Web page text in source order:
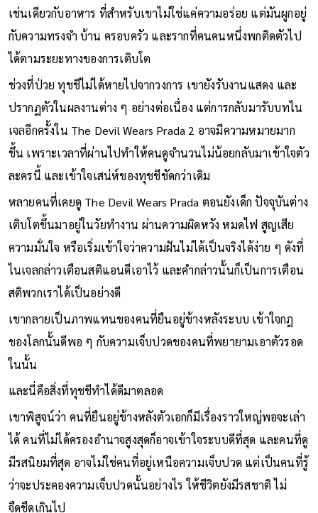
จะโดดเด่นเสมอไป
เช่นเดียวกับอาหาร ที่สำหรับเขาไม่ใช่แค่ความอร่อย แต่มันผูกอยู่
กับความทรงจำ บ้าน ครอบครัว และรากที่คนคนหนึ่งพกติดตัวไป
ได้ตามระยะทางของการเติบโต
ช่วงที่ป่วย ทุชชีไม่ได้หายไปจากวงการ เขายังรับงานแสดง และ
ปรากฏตัวในผลงานต่าง ๆ อย่างต่อเนื่อง แต่การกลับมารับบทไน
เจลอีกครั้งใน The Devil Wears Prada 2 อาจมีความหมายมาก
ขึ้น เพราะเวลาที่ผ่านไปทำให้คนดูจำนวนไม่น้อยกลับมาเข้าใจตัว
ละครนี้ และเข้าใจเสน่ห์ของทุชชีชัดกว่าเดิม
หลายคนที่เคยดู The Devil Wears Prada ตอนยังเด็ก ปัจจุบันต่าง
เติบโตขึ้นมาอยู่ในวัยทำงาน ผ่านความผิดหวัง หมดไฟ สูญเสีย
ความมั่นใจ หรือเริ่มเข้าใจว่าความฝันไม่ได้เป็นจริงได้ง่าย ๆ ดังที่
ไนเจลกล่าวเตือนสติแอนดีเอาไว้ และคำกล่าวนั้นก็เป็นการเตือน
สติพวกเราได้เป็นอย่างดี
เขากลายเป็นภาพแทนของคนที่ยืนอยู่ข้างหลังระบบ เข้าใจกฎ
ของโลกนั้นดีพอ ๆ กับความเจ็บปวดของคนที่พยายามเอาตัวรอด
ในนั้น
และนี่คือสิ่งที่ทุชชีทำได้ดีมาตลอด
เขาพิสูจน์ว่า คนที่ยืนอยู่ข้างหลังตัวเอกก็มีเรื่องราวใหญ่พอจะเล่า
ได้ คนที่ไม่ได้ครองอำนาจสูงสุดก็อาจเข้าใจระบบดีที่สุด และคนที่ดู
มีรสนิยมที่สุด อาจไม่ใช่คนที่อยู่เหนือความเจ็บปวด แต่เป็นคนที่รู้
ว่าจะประคองความเจ็บปวดนั้นอย่างไร ให้ชีวิตยังมีรสชาติ ไม่